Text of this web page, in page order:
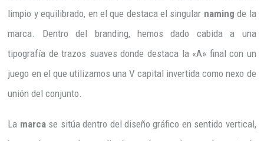
limpio y equilibrado, en el que destaca el singular naming de la
marca. Dentro del branding, hemos dado cabida a una
tipografía de trazos suaves donde destaca la «A» final con un
juego en el que utilizamos una V capital invertida como nexo de
unión del conjunto.
La marcase sitúa dentro del diseño gráfico en sentido vertical,